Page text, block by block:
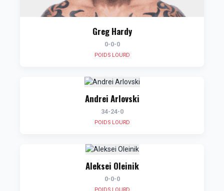
Greg Hardy
0-0-0
POIDS LOURD
Andrei Arlovski
34-24-0
POIDS LOURD
Aleksei Oleinik
0-0-0